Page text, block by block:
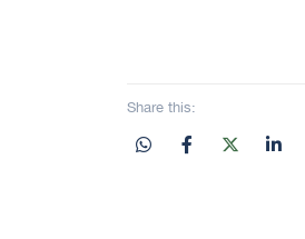
Share this: